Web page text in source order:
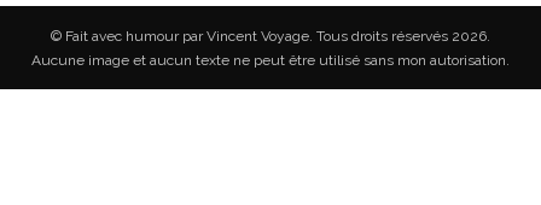
© Fait avec humour par Vincent Voyage. Tous droits réservés 2026.
Aucune image et aucun texte ne peut être utilisé sans mon autorisation.